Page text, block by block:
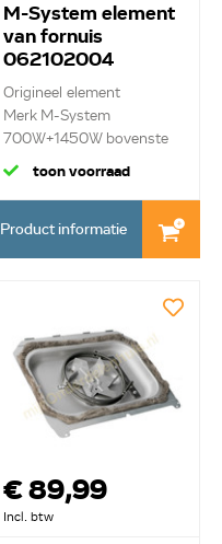
M-System element
van fornuis
062102004
Origineel element
Merk M-System
700W+1450W bovenste
(grill...
toon voorraad
Product informatie
€ 89,99
Incl. btw